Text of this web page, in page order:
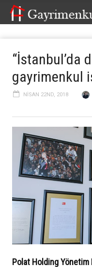
“İstanbul’da
gayrimenkul
NISAN 22ND, 2018
Polat Holding Yönetim